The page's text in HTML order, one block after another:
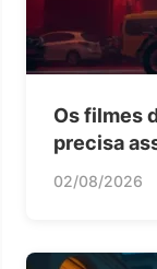
Os filmes
precisa
02/08/2026